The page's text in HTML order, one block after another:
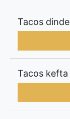
Tacos dinde
Tacos kefta